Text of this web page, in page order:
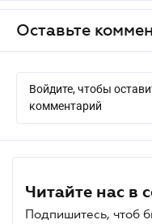
Оставьте
Войдите, чтобы
комментарий
Читайте нас в
Подпишитесь, чтоб